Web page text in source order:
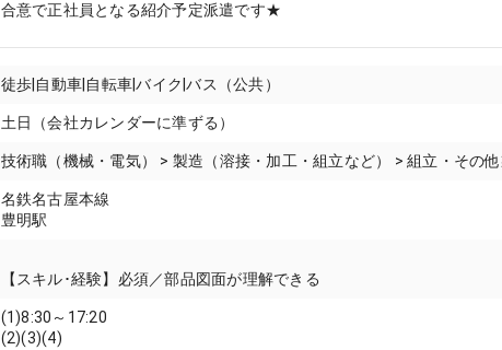
合意で正社員となる紹介予定派遣です★
徒歩|自動車|自転車|バイク|バス（公共）
土日（会社カレンダーに準ずる）
技術職（機械・電気） > 製造（溶接・加工・組立など） > 組立・その
名鉄名古屋本線
豊明駅
【スキル･経験】必須／部品図面が理解できる
(1)8:30～17:20
(2)(3)(4)